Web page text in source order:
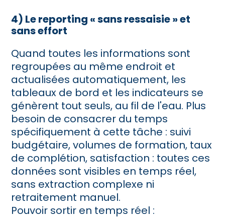
4) Le reporting « sans ressaisie » et
sans effort
Quand toutes les informations sont
regroupées au même endroit et
actualisées automatiquement, les
tableaux de bord et les indicateurs se
génèrent tout seuls, au fil de l'eau. Plus
besoin de consacrer du temps
spécifiquement à cette tâche : suivi
budgétaire, volumes de formation, taux
de complétion, satisfaction : toutes ces
données sont visibles en temps réel,
sans extraction complexe ni
retraitement manuel.
Pouvoir sortir en temps réel :